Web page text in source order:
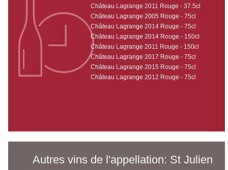
Château Lagrange 2011 Rouge - 37.5cl
Château Lagrange 2005 Rouge - 75cl
Château Lagrange 2014 Rouge - 75cl
Château Lagrange 2014 Rouge - 150cl
Château Lagrange 2011 Rouge - 150cl
Château Lagrange 2017 Rouge - 75cl
Château Lagrange 2015 Rouge - 75cl
Château Lagrange 2012 Rouge - 75cl
Autres vins de l'appellation: St Julien